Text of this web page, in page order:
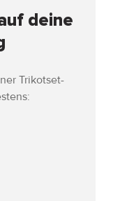
deine
Trikotset-